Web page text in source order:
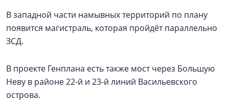
В западной части намывных территорий по плану
появится магистраль, которая пройдёт параллельно
ЗСД.
В проекте Генплана есть также мост через Большую
Неву в районе 22-й и 23-й линий Васильевского
острова.